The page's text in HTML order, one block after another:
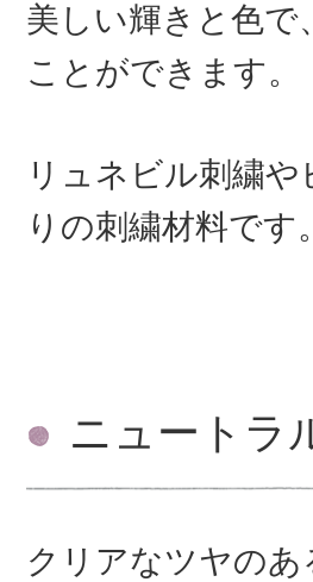
美しい輝きと色
ことができます。
リュネビル刺繍
りの刺繍材料です。
ニュートラ
クリアなツヤの